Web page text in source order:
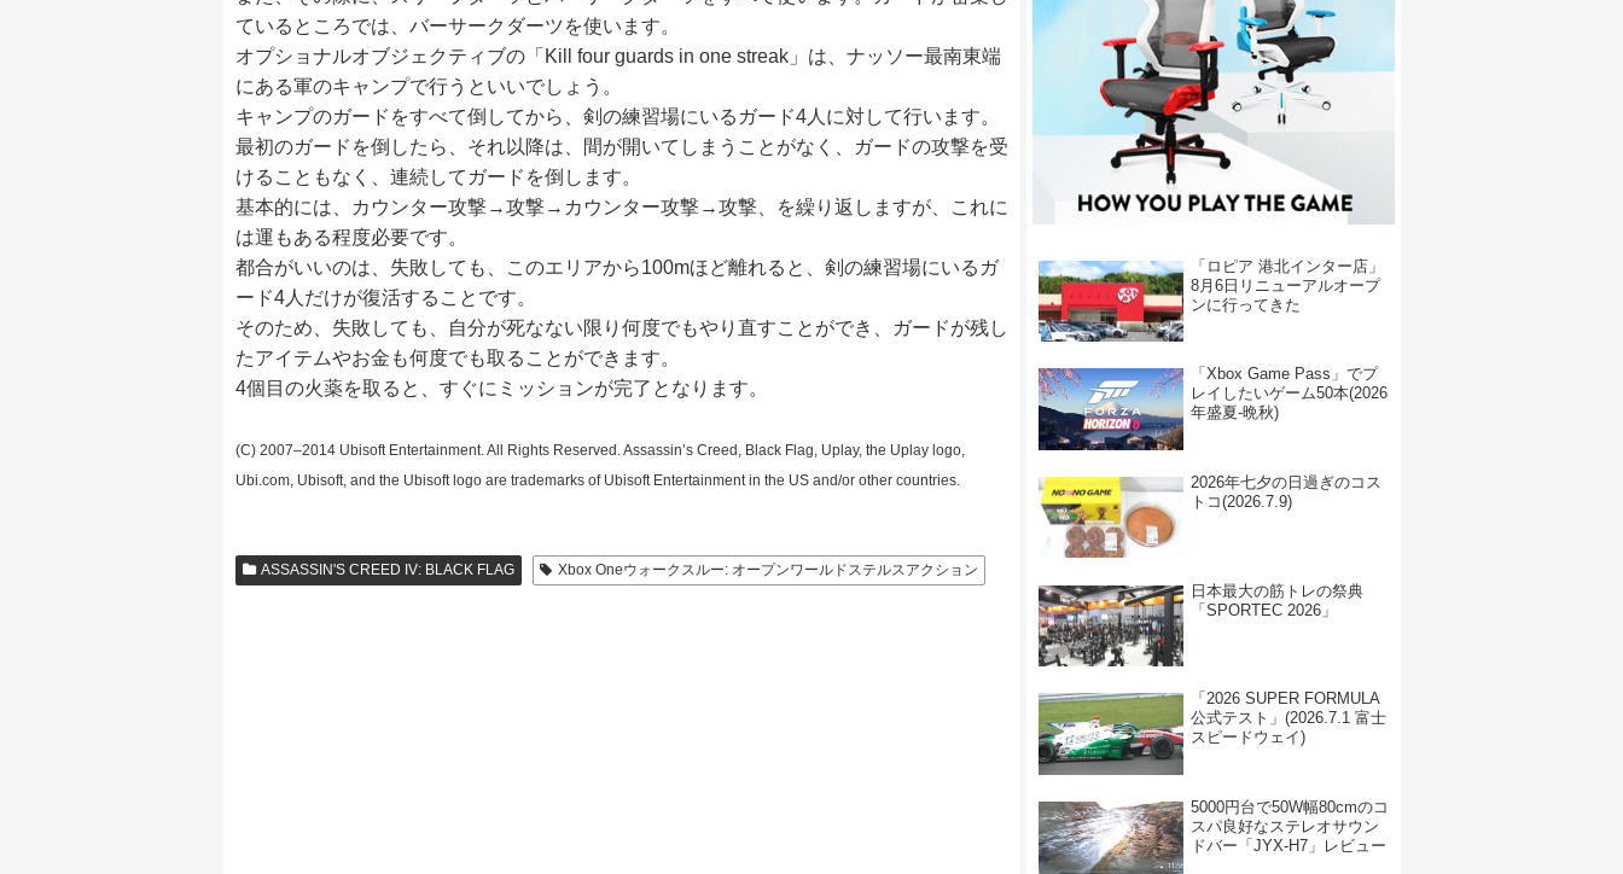
ているところでは、バーサークダーツを使います。
オプショナルオブジェクティブの「Kill four guards in one streak」は、ナッソー最南東端
にある軍のキャンプで行うといいでしょう。
キャンプのガードをすべて倒してから、剣の練習場にいるガード4人に対して行います。
最初のガードを倒したら、それ以降は、間が開いてしまうことがなく、ガードの攻撃を受
けることもなく、連続してガードを倒します。
基本的には、カウンター攻撃→攻撃→カウンター攻撃→攻撃、を繰り返しますが、これに
は運もある程度必要です。
都合がいいのは、失敗しても、このエリアから100mほど離れると、剣の練習場にいるガ
ード4人だけが復活することです。
そのため、失敗しても、自分が死なない限り何度でもやり直すことができ、ガードが残し
たアイテムやお金も何度でも取ることができます。
4個目の火薬を取ると、すぐにミッションが完了となります。
(C) 2007–2014 Ubisoft Entertainment. All Rights Reserved. Assassin’s Creed, Black Flag, Uplay, the Uplay logo,
Ubi.com, Ubisoft, and the Ubisoft logo are trademarks of Ubisoft Entertainment in the US and/or other countries.
ASSASSIN'S CREED IV: BLACK FLAG Xbox Oneウォークスルー: オープンワールドステルスアクション
「ロピア 港北インター店」
8月6日リニューアルオープ
ンに行ってきた
「Xbox Game Pass」でプ
レイしたいゲーム50本(2026
年盛夏-晩秋)
2026年七夕の日過ぎのコス
トコ(2026.7.9)
日本最大の筋トレの祭典
「SPORTEC 2026」
「2026 SUPER FORMULA
公式テスト」(2026.7.1 富士
スピードウェイ)
5000円台で50W幅80cmのコ
スパ良好なステレオサウン
ドバー「JYX-H7」レビュー